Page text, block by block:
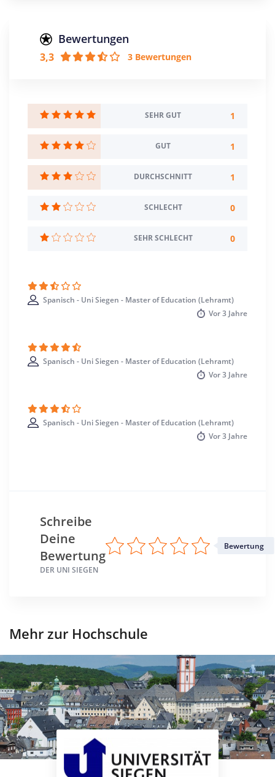
Creditpoints
4 Semester
Sprache
Deutsch
Spanisch
Studienbeginn
Wintersemester
Standort
Siegen >> Siegen-Wittgenstein
Bewertungen
3,3 3 Bewertungen
SEHR GUT 1
GUT 1
DURCHSCHNITT 1
SCHLECHT 0
SEHR SCHLECHT 0
Spanisch - Uni Siegen - Master of Education (Lehramt)
Vor3 Jahre
Spanisch - Uni Siegen - Master of Education (Lehramt)
Vor3 Jahre
Spanisch - Uni Siegen - Master of Education (Lehramt)
Vor3 Jahre
Schreibe
Deine
Bewertung
DER UNI SIEGEN
Bewertung
Mehr zur Hochschule